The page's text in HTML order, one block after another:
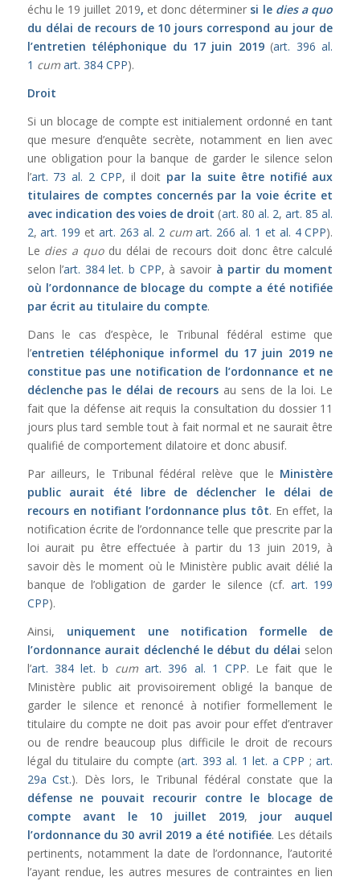
échu le 19 juillet 2019, et donc déterminer si le dies a quo
du délai de recours de 10 jours correspond au jour de
l’entretien téléphonique du 17 juin 2019(art. 396 al.
1 cum art. 384 CPP).
Droit
Si un blocage de compte est initialement ordonné en tant
que mesure d’enquête secrète, notamment en lien avec
une obligation pour la banque de garder le silence selon
l’art. 73 al. 2 CPP, il doit par la suite être notifié aux
titulaires de comptes concernés par la voie écrite et
avec indication des voies de droit (art. 80 al. 2,art. 85 al.
2,art. 199 etart. 263 al. 2 cumart. 266 al. 1 et al. 4 CPP).
Le dies a quodu délai de recours doit donc être calculé
selon l’art. 384 let. b CPP, à savoir à partir du moment
où l’ordonnance de blocage du compte a été notifiée
par écrit au titulaire du compte.
Dans le cas d’espèce, le Tribunal fédéral estime que
l’entretien téléphonique informel du 17 juin 2019 ne
constitue pas une notification de l’ordonnance et ne
déclenche pas le délai de recours au sens de la loi. Le
fait que la défense ait requis la consultation du dossier 11
jours plus tard semble tout à fait normal et ne saurait être
qualifié de comportement dilatoire et donc abusif.
Par ailleurs, le Tribunal fédéral relève que le Ministère
public aurait été libre de déclencher le délai de
recours en notifiant l’ordonnance plus tôt. En effet, la
notification écrite de l’ordonnance telle que prescrite par la
loi aurait pu être effectuée à partir du 13 juin 2019, à
savoir dès le moment où le Ministère public avait délié la
banque de l’obligation de garder le silence (cf. art. 199
CPP).
Ainsi, uniquement une
notification formelle de
l’ordonnance aurait déclenché le début du délai selon
l’art. 384 let. b cumart. 396 al. 1 CPP. Le fait que le
Ministère public ait provisoirement obligé la banque de
garder le silence et renoncé à notifier formellement le
titulaire du compte ne doit pas avoir pour effet d’entraver
ou de rendre beaucoup plus difficile le droit de recours
légal du titulaire du compte (art. 393 al. 1 let. a CPP ;art.
29a Cst.). Dès lors, le Tribunal fédéral constate que la
défense ne pouvait recourir contre le blocage de
compte avant le 10 juillet 2019, jour auquel
l’ordonnance du 30 avril 2019 a été notifiée. Les détails
pertinents, notamment la date de l’ordonnance, l’autorité
l’ayant rendue, les autres mesures de contraintes en lien